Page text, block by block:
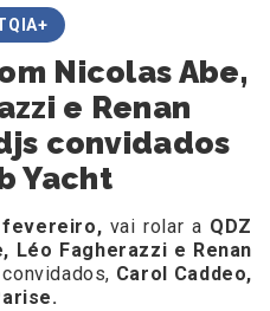
Nicolas Abe,
e Renan
convidados
Yacht
vai rolar a QDZ
Léo Fagherazzi e Renan
Carol Caddeo,